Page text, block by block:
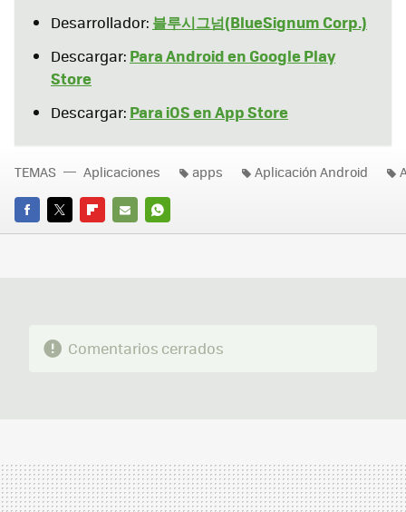
Desarrollador: 블루시그넘(BlueSignum Corp.)
Descargar: Para Android en Google Play
Store
Descargar: Para iOS en App Store
FACEBOOK
TWITTERFLIPBOARD
E-
WHATSAPP
TEMAS Aplicaciones apps Aplicación Android
Comentarios cerrados